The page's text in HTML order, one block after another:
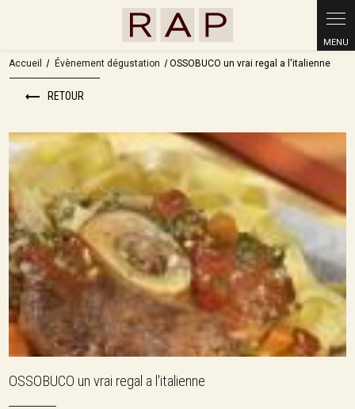
Accueil Évènement dégustation OSSOBUCO un vrai regal a l'italienne
RETOUR
OSSOBUCO un vrai regal a l'italienne
Panneau de gestion des cookies